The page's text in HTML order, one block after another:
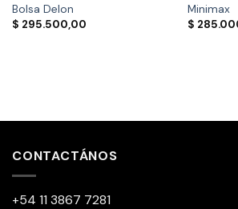
Bolsa Delon
$ 295.500,00
Minimax
$
CONTACTÁNOS
+54 11 3867 7281